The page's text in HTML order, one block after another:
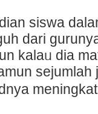
siswa
dari
kalaᥙ dia
sejumlah